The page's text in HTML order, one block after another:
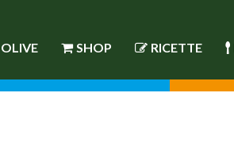
OLIVE SHOP RICETTE